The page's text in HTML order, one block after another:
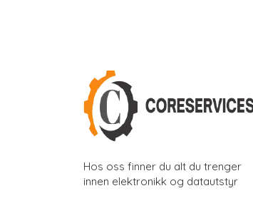
Hos oss finner du alt du trenger
innen elektronikk og datautstyr